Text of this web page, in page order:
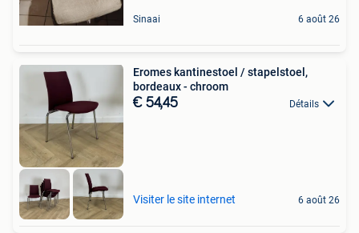
Sinaai 6 août 26
Eromes kantinestoel / stapelstoel,
bordeaux - chroom
€ 54,45 Détails
Visiter le site internet 6 août 26